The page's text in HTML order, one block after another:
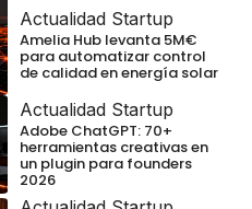
Actualidad Startup
Amelia Hub levanta 5M€
para automatizar control
de calidad en energía solar
Actualidad Startup
Adobe ChatGPT: 70+
herramientas creativas en
un plugin para founders
2026